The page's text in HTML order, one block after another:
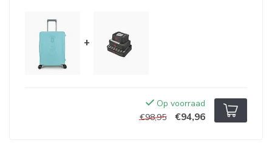
+
Op voorraad
€98,95
€94,96